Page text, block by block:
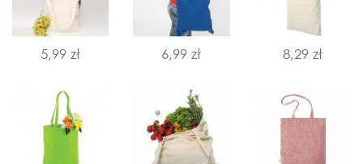
5,99 zł 6,99 zł 8,29 zł